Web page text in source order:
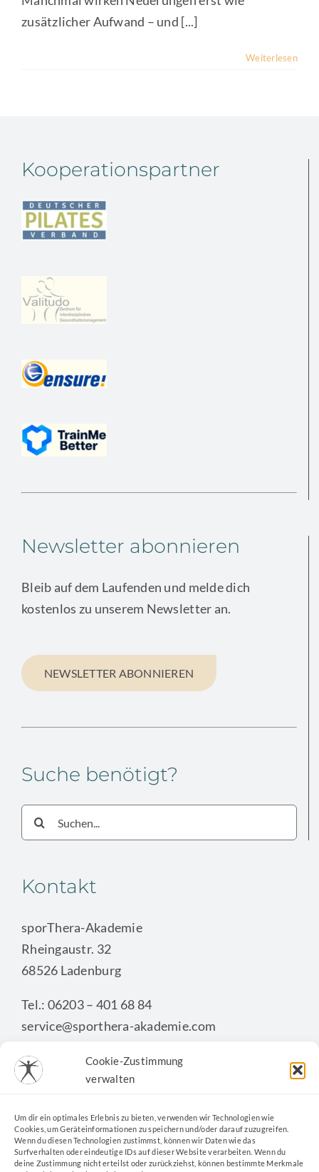
Cookie-Zustimmung
verwalten
Um dir ein optimales Erlebnis zu bieten, verwenden wir Technologien wie
Cookies, um Geräteinformationen zu speichern und/oder darauf zuzugreifen.
Wenn du diesen Technologien zustimmst, können wir Daten wie das
Surfverhalten oder eindeutige IDs auf dieser Website verarbeiten. Wenn du
deine Zustimmung nicht erteilst oder zurückziehst, können bestimmte Merkmale
zusätzlicher Aufwand – und [...]
Weiterlesen
Kooperationspartner
Newsletter abonnieren
Bleib auf dem Laufenden und melde dich
kostenlos zu unserem Newsletter an.
NEWSLETTER ABONNIEREN
Suche benötigt?
Suche
nach:
Kontakt
sporThera-Akademie
Rheingaustr. 32
68526 Ladenburg
Tel.: 06203 – 401 68 84
service@sporthera-akademie.com